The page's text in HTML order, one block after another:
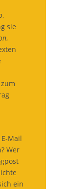
,
sie
,
Mail
Wer
ein